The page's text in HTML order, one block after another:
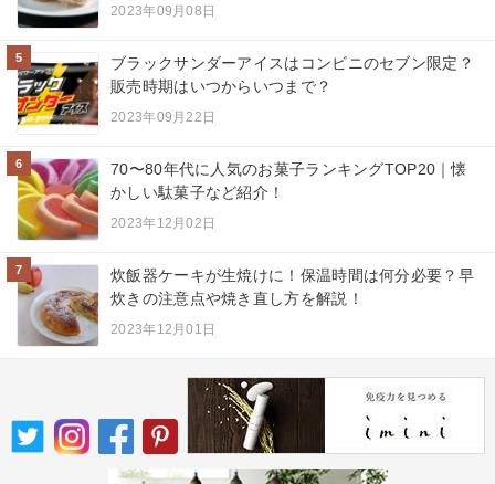
2023年09月08日
5
ブラックサンダーアイスはコンビニのセブン限定？
販売時期はいつからいつまで？
2023年09月22日
6
70〜80年代に人気のお菓子ランキングTOP20｜懐
かしい駄菓子など紹介！
2023年12月02日
7
炊飯器ケーキが生焼けに！保温時間は何分必要？早
炊きの注意点や焼き直し方を解説！
2023年12月01日